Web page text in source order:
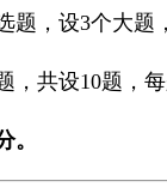
题，设3个大题
，共设10题，
。